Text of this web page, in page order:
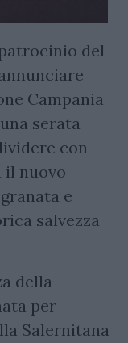
patrocinio del
Campania
una serata
con
nuovo
e
salvezza
della
per
Salernitana